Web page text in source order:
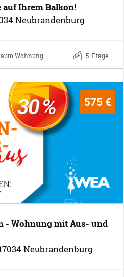
auf Ihrem Balkon!
Neubrandenburg
Wohnung 5. Etage
575 €
- Wohnung mit Aus- und
Neubrandenburg